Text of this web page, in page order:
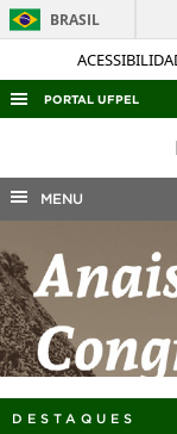
BRASIL
PORTAL UFPEL
ACESSO À
AUDITORIA
COBALTO
CONCURSOS
EDITAIS
INTERNACIONAL
PORTARIAS
MENU
DESTAQUES